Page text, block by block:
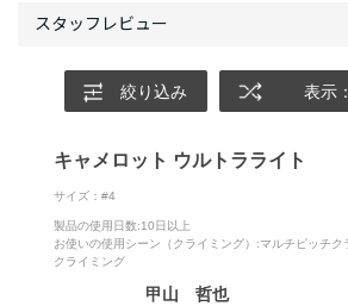
絞り込み 表示
キャメロット ウルトラライト
サイズ：#4
製品の使用日数:10日以上
お使いの使用シーン（クライミング） :マルチピッチク
クライミング
甲山 哲也